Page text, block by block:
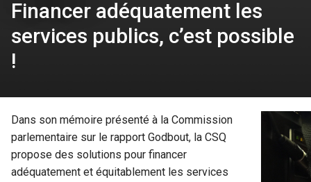
Financer adéquatement les
services publics, c’est possible
!
Dans son mémoire présenté à la Commission
parlementaire sur le rapport Godbout, la CSQ
propose des solutions pour financer
adéquatement et équitablement les services